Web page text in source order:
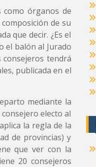
como órganos de
de su
que decir. ¿Es el
el balón al Jurado
consejeros tendrá
publicada en el
mediante la
electo al
la regla de la
de provincias) y
que ver con la
20 consejeros